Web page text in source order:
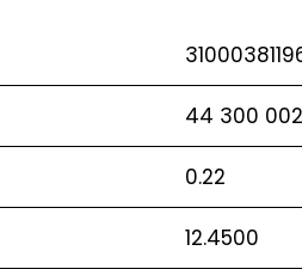
44 300 002
0.22
12.4500